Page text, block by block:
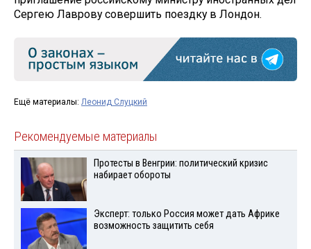
Сергею Лаврову совершить поездку в Лондон.
Ещё материалы: Леонид Слуцкий
Рекомендуемые материалы
Протесты в Венгрии: политический кризис
набирает обороты
Эксперт: только Россия может дать Африке
возможность защитить себя